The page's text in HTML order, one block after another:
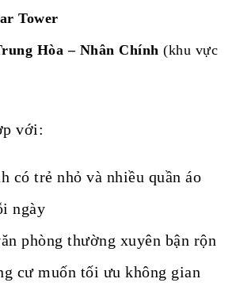
Tower
Hòa – Nhân Chính (khu vực
với:
có trẻ nhỏ và nhiều quần áo
ngày
phòng thường xuyên bận rộn
cư muốn tối ưu không gian